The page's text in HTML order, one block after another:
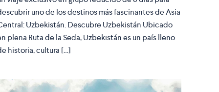
uno de los destinos más fascinantes de Asia
Uzbekistán. Descubre Uzbekistán Ubicado
plena Ruta de la Seda, Uzbekistán es un país lleno
historia, cultura […]